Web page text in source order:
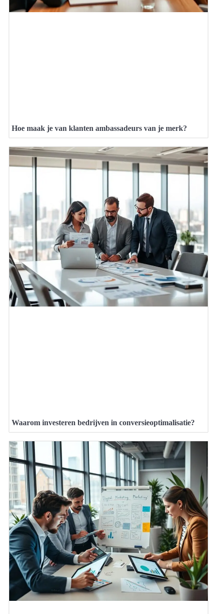
Hoe maak je van klanten ambassadeurs van je merk?
Waarom investeren bedrijven in conversieoptimalisatie?